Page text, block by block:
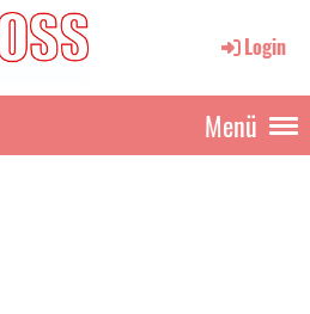
Login
Menü